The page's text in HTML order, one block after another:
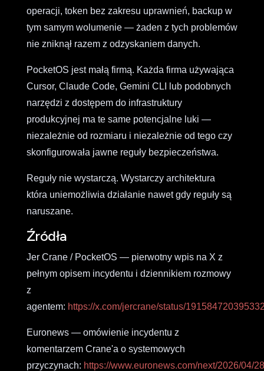
operacji, token bez zakresu uprawnień, backup w
tym samym wolumenie — żaden z tych problemów
nie zniknął razem z odzyskaniem danych.
PocketOS jest małą firmą. Każda firma używająca
Cursor, Claude Code, Gemini CLI lub podobnych
narzędzi z dostępem do infrastruktury
produkcyjnej ma te same potencjalne luki —
niezależnie od rozmiaru i niezależnie od tego czy
skonfigurowała jawne reguły bezpieczeństwa.
Reguły nie wystarczą. Wystarczy architektura
która uniemożliwia działanie nawet gdy reguły są
naruszane.
Źródła
Jer Crane / PocketOS — pierwotny wpis na X z
pełnym opisem incydentu i dziennikiem rozmowy
z
agentem: https://x.com/jercrane/status/
Euronews — omówienie incydentu z
komentarzem Crane'a o systemowych
przyczynach: https://www.euronews.com/next/2026/04/